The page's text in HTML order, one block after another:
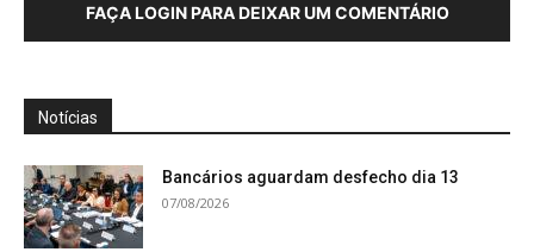
FAÇA LOGIN PARA DEIXAR UM COMENTÁRIO
Notícias
Bancários aguardam desfecho dia 13
07/08/2026